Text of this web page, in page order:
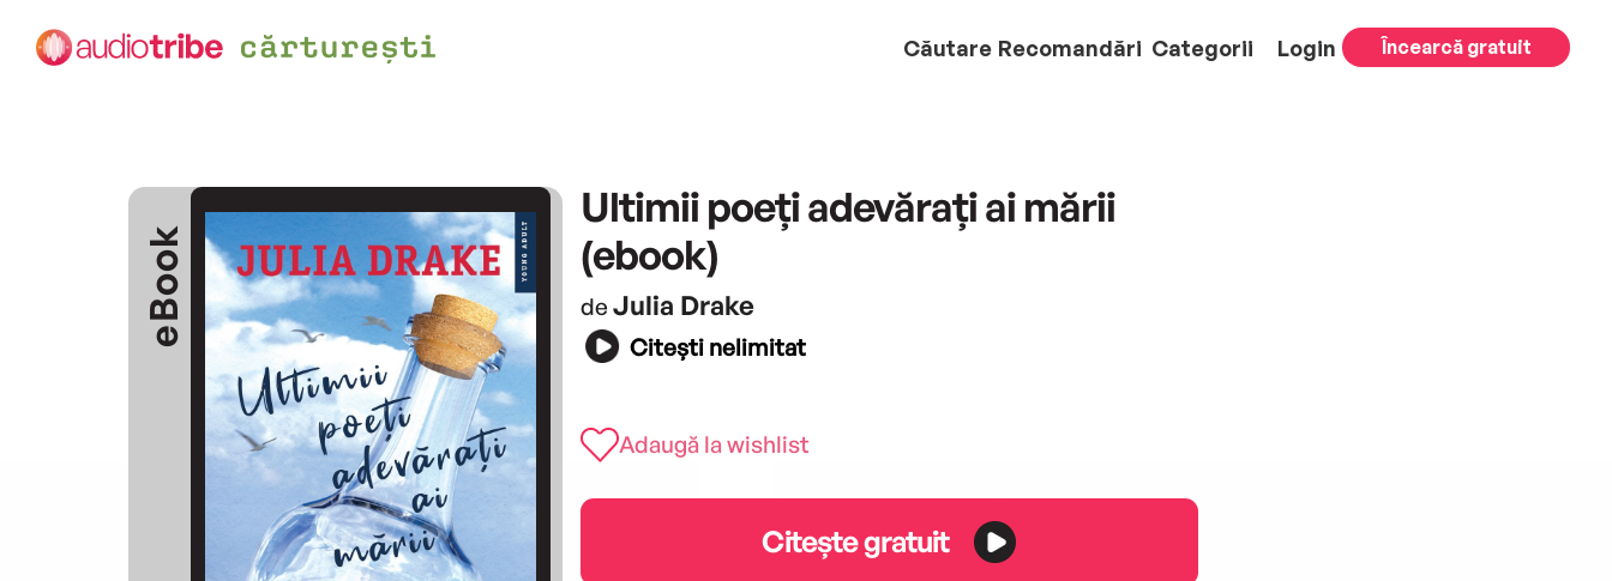
Căutare Recomandări Categorii Login Încearcă gratuit
eBook
Ultimii poeți adevărați ai mării
(ebook)
de Julia Drake
Citești nelimitat
Adaugă la wishlist
Citește gratuit